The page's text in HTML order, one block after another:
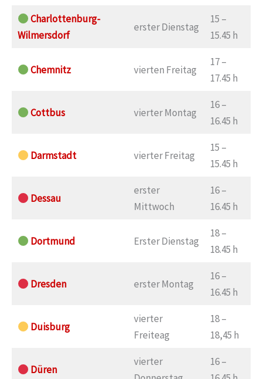
Charlottenburg-
Wilmersdorf
erster Dienstag
15 –
15.45 h
Chemnitz vierten Freitag
17 –
17.45 h
Cottbus vierter Montag
16 –
16.45 h
Darmstadt vierter Freitag
15 –
15.45 h
Dessau
erster
Mittwoch
16 –
16.45 h
Dortmund Erster Dienstag
18 –
18.45 h
Dresden erster Montag
16 –
16.45 h
Duisburg
vierter
Freiteag
18 –
18,45 h
Düren
vierter
16 –